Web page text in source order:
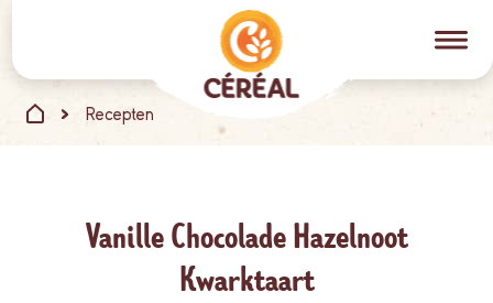
Recepten
Vanille Chocolade Hazelnoot
Kwarktaart